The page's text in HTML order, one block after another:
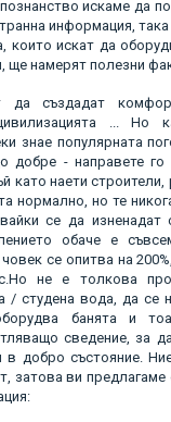
искаме да
информация,
които искат да
ще намерят полезни
да създадат
... Но
знае популярната
добре - направете го
като наети
нормално, но те
се да
обаче е
се опитва на
не е толкова
/ студена вода, да се
банята и
сведение, за
в добро състояние.
затова ви